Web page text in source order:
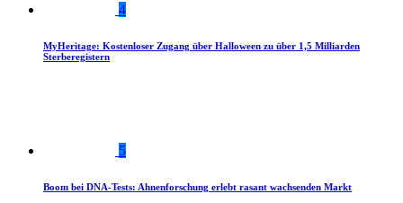
4
MyHeritage: Kostenloser Zugang über Halloween zu über 1,5 Milliarden
Sterberegistern
5
Boom bei DNA-Tests: Ahnenforschung erlebt rasant wachsenden Markt